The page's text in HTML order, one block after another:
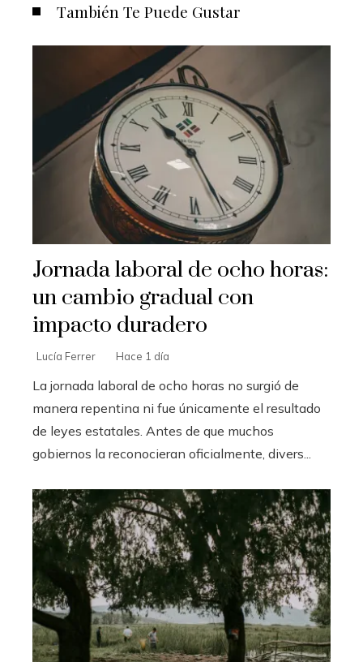
También Te Puede Gustar
Jornada laboral de ocho horas:
un cambio gradual con
impacto duradero
Lucía Ferrer Hace 1 día
La jornada laboral de ocho horas no surgió de
manera repentina ni fue únicamente el resultado
de leyes estatales. Antes de que muchos
gobiernos la reconocieran oficialmente, divers...